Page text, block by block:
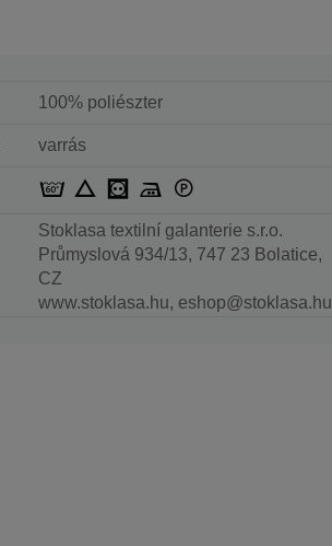
100% poliészter
varrás
Stoklasa textilní galanterie s.r.o.
Průmyslová 934/13, 747 23 Bolatice,
CZ
www.stoklasa.hu, eshop@stoklasa.hu